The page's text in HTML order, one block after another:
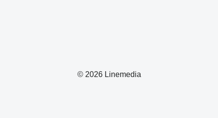
© 2026 Linemedia